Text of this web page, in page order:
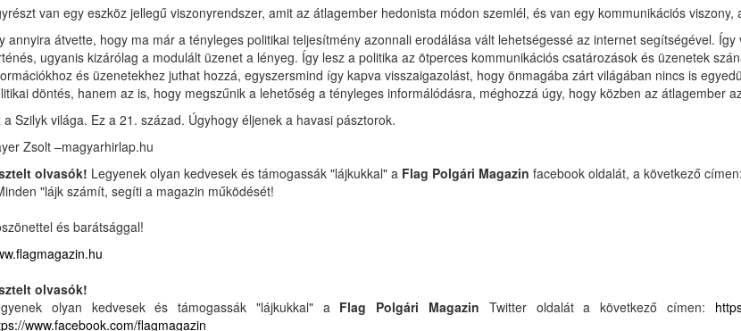
van egy eszköz jellegű viszonyrendszer, amit az átlagember hedonista módon szemlél, és van egy kommunikációs
annyira átvette, hogy ma már a tényleges politikai teljesítmény azonnali erodálása vált lehetségessé az internet segítségével.
ugyanis kizárólag a modulált üzenet a lényeg. Így lesz a politika az ötperces kommunikációs csatározások és üzenetek
és üzenetekhez juthat hozzá, egyszersmind így kapva visszaigazolást, hogy önmagába zárt világában nincs is
döntés, hanem az is, hogy megszűnik a lehetőség a tényleges informálódásra, méghozzá úgy, hogy közben az átlagember
a Szilyk világa. Ez a 21. század. Úgyhogy éljenek a havasi pásztorok.
Zsolt –magyarhirlap.hu
olvasók! Legyenek olyan kedvesek és támogassák "lájkukkal" a Flag Polgári Magazin facebook oldalát, a következő címen:
"lájk számít, segíti a magazin működését!
és barátsággal!
olvasók!
olyan kedvesek és támogassák "lájkukkal" a Flag Polgári Magazin Twitter oldalát a következő címen:
www.facebook.com/flagmagazin